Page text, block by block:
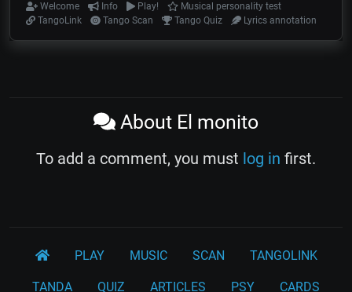
Welcome Info Play!
Musical personality test
TangoLink
Tango Scan Tango Quiz Lyrics annotation
About El monito
To add a comment, you must log in first.
PLAY MUSIC SCAN TANGOLINK
TANDA QUIZ ARTICLES PSY CARDS